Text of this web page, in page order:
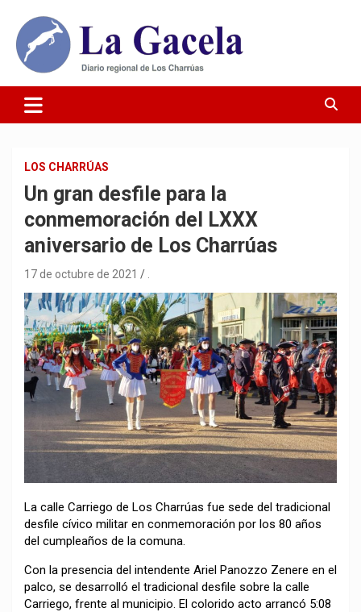
contenido
Diario La Gacela
LOS CHARRÚAS
Un gran desfile para la
conmemoración del LXXX
aniversario de Los Charrúas
17 de octubre de 2021
La calle Carriego de Los Charrúas fue sede del tradicional
desfile cívico militar en conmemoración por los 80 años
del cumpleaños de la comuna.
Con la presencia del intendente Ariel Panozzo Zenere en el
palco, se desarrolló el tradicional desfile sobre la calle
Carriego, frente al municipio. El colorido acto arrancó 5:08